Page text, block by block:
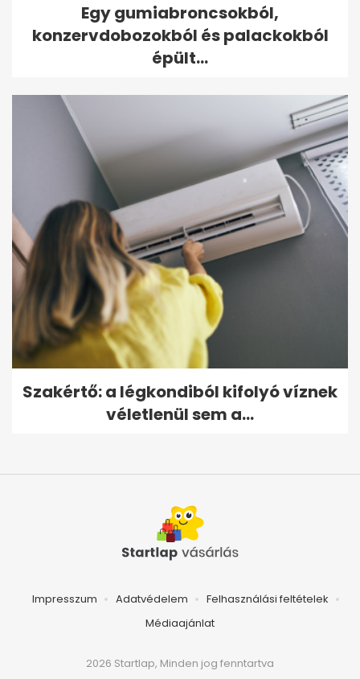
Egy gumiabroncsokból,
konzervdobozokból és palackokból
épült...
Szakértő: a légkondiból kifolyó víznek
véletlenül sem a...
Impresszum Adatvédelem
Felhasználási feltételek
Médiaajánlat
2026 Startlap, Minden jog fenntartva